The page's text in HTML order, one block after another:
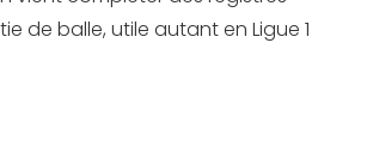
de balle, utile autant en Ligue 1